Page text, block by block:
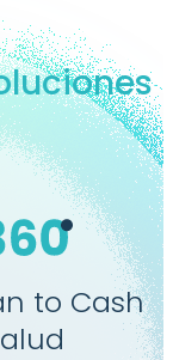
to Cash